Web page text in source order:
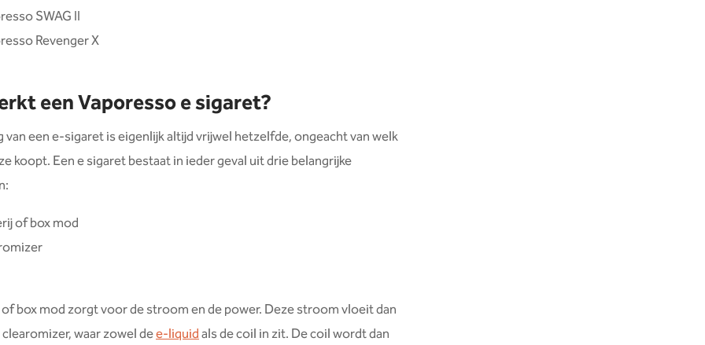
SWAG II
Revenger X
een Vaporesso e sigaret?
van een e-sigaret is eigenlijk altijd vrijwel hetzelfde, ongeacht van welk
koopt. Een e sigaret bestaat in ieder geval uit drie belangrijke
of box mod
box mod zorgt voor de stroom en de power. Deze stroom vloeit dan
waar zowel dee-liquidals de coil in zit. De coil wordt dan